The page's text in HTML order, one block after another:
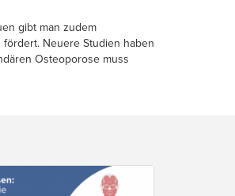
gibt man zudem
Neuere Studien haben
Osteoporose muss